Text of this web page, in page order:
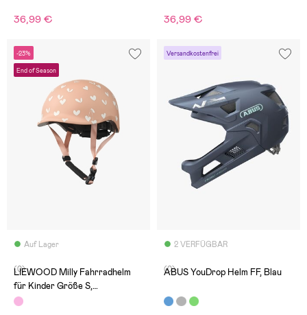
36,99 € 36,99 €
-23%
End of Season
Auf Lager
(0)
LIEWOOD Milly Fahrradhelm
für Kinder Größe S,
Sweethearts/Pale Tuscany
Versandkostenfrei
2 VERFÜGBAR
(0)
ABUS YouDrop Helm FF, Blau